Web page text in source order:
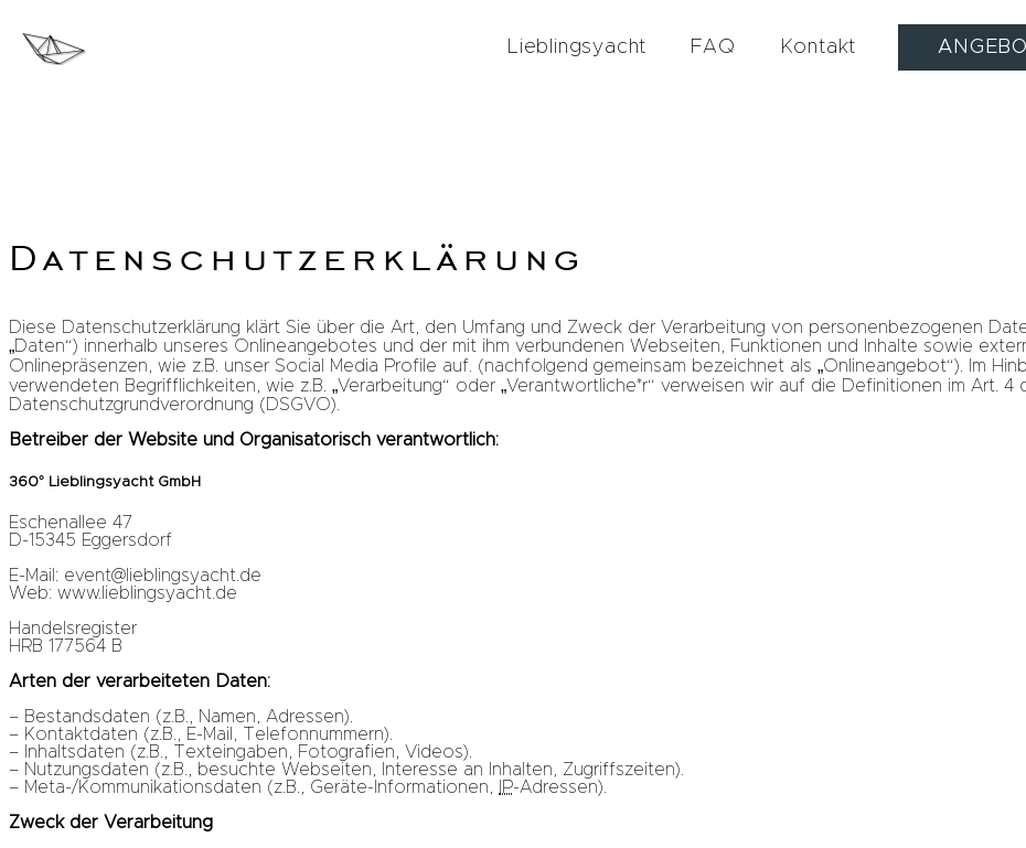
Lieblingsyacht FAQ Kontakt
Datenschutzerklärung
Diese Datenschutzerklärung klärt Sie über die Art, den Umfang und Zweck der Verarbeitung von personenbezogenen
„Daten“) innerhalb unseres Onlineangebotes und der mit ihm verbundenen Webseiten, Funktionen und Inhalte sowie
Onlinepräsenzen, wie z.B. unser Social Media Profile auf. (nachfolgend gemeinsam bezeichnet als „Onlineangebot“). Im
verwendeten Begrifflichkeiten, wie z.B. „Verarbeitung“ oder „Verantwortliche*r“ verweisen wir auf die Definitionen im Art. 4
Datenschutzgrundverordnung (DSGVO).
Betreiber der Website und Organisatorisch verantwortlich:
360° Lieblingsyacht GmbH
Eschenallee 47
D-15345 Eggersdorf
E-Mail: event@lieblingsyacht.de
Web: www.lieblingsyacht.de
Handelsregister
HRB 177564 B
Arten der verarbeiteten Daten:
– Bestandsdaten (z.B., Namen, Adressen).
– Kontaktdaten (z.B., E-Mail, Telefonnummern).
– Inhaltsdaten (z.B., Texteingaben, Fotografien, Videos).
– Nutzungsdaten (z.B., besuchte Webseiten, Interesse an Inhalten, Zugriffszeiten).
– Meta-/Kommunikationsdaten (z.B., Geräte-Informationen,
IP-Adressen).
Zweck der Verarbeitung